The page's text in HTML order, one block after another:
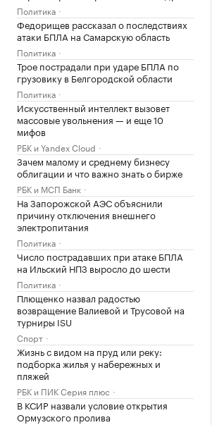
Политика
Федорищев рассказал о последствиях
атаки БПЛА на Самарскую область
Политика
Трое пострадали при ударе БПЛА по
грузовику в Белгородской области
Политика
Искусственный интеллект вызовет
массовые увольнения — и еще 10
мифов
РБК и Yandex Cloud
Зачем малому и среднему бизнесу
облигации и что важно знать о бирже
РБК и МСП Банк
На Запорожской АЭС объяснили
причину отключения внешнего
электропитания
Политика
Число пострадавших при атаке БПЛА
на Ильский НПЗ выросло до шести
Политика
Плющенко назвал радостью
возвращение Валиевой и Трусовой на
турниры ISU
Спорт
Жизнь с видом на пруд или реку:
подборка жилья у набережных и
пляжей
РБК и ПИК Серия плюс
В КСИР назвали условие открытия
Ормузского пролива